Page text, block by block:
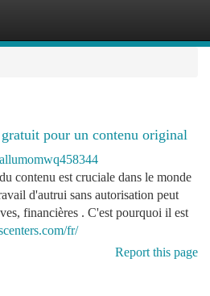
pour un contenu original
contenu est cruciale dans le monde
d'autrui sans autorisation peut
financières . C'est pourquoi il est
fr/
Report this page